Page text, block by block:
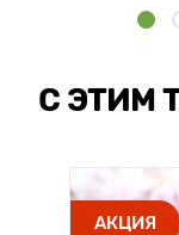
С ЭТИМ
АКЦИЯ